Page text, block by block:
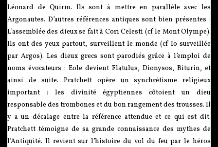
Léonard de Quirm. Ils sont à mettre en parallèle avec les
Argonautes. D’autres références antiques sont bien présentes :
L’assemblée des dieux se fait à Cori Celesti (cf le Mont Olympe).
Ils ont des yeux partout, surveillent le monde (cf Io surveillée
par Argos). Les dieux grecs sont parodiés grâce à l’emploi de
noms évocateurs : Eole devient Flatulus, Dionysos, Biturin, et
ainsi de suite. Pratchett opère un synchrétisme religieux
important : les divinité égyptiennes côtoient un dieu
responsable des trombones et du bon rangement des trousses. Il
y a un décalage entre la référence attendue et ce qui est dit.
Pratchett témoigne de sa grande connaissance des mythes de
l’Antiquité. Il revient sur l’histoire du vol du feu par le héros